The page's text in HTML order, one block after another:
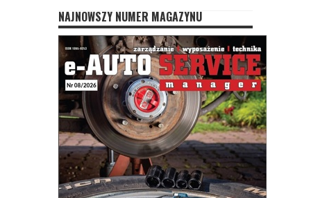
NAJNOWSZY NUMER MAGAZYNU